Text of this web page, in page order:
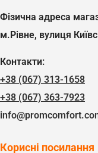
Фізична адреса
м.Рівне, вулиця
Контакти:
+38 (067) 313-1658
+38 (067) 363-7923
Корисні посилання